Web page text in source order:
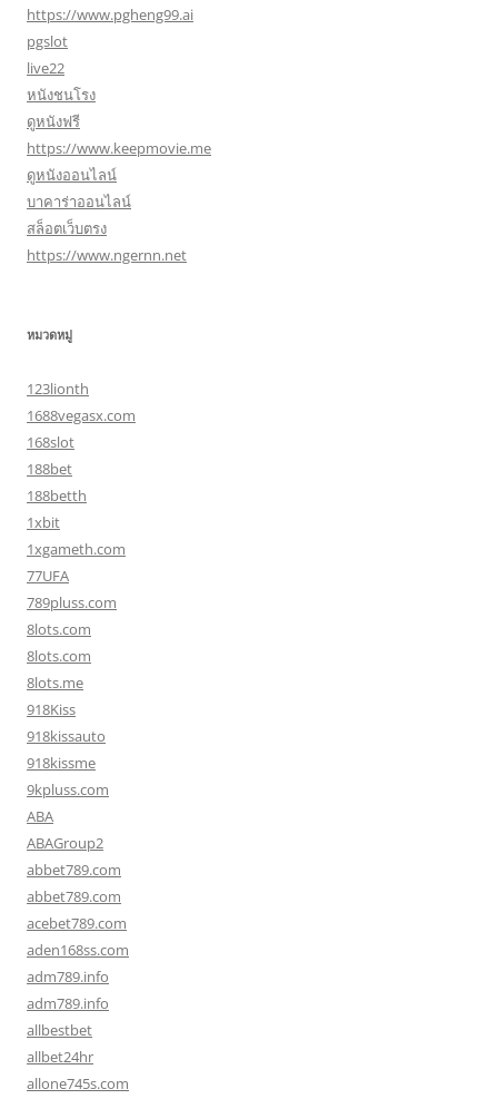
https://www.pgheng99.ai
pgslot
live22
หนังชนโรง
ดูหนังฟรี
https://www.keepmovie.me
ดูหนังออนไลน์
บาคาร่าออนไลน์
สล็อตเว็บตรง
https://www.ngernn.net
หมวดหมู่
123lionth
1688vegasx.com
168slot
188bet
188betth
1xbit
1xgameth.com
77UFA
789pluss.com
8lots.com
8lots.com
8lots.me
918Kiss
918kissauto
918kissme
9kpluss.com
ABA
ABAGroup2
abbet789.com
abbet789.com
acebet789.com
aden168ss.com
adm789.info
adm789.info
allbestbet
allbet24hr
allone745s.com